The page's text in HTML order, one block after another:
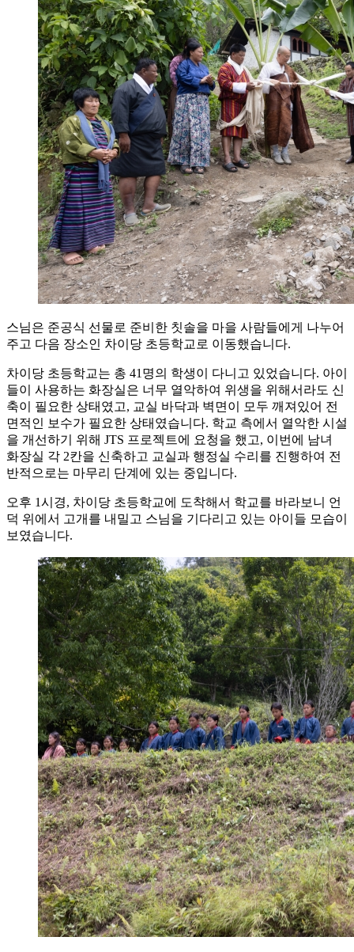
스님은 준공식 선물로 준비한 칫솔을 마을 사람들에게 나누어
주고 다음 장소인 차이당 초등학교로 이동했습니다.
차이당 초등학교는 총 41명의 학생이 다니고 있었습니다. 아이
들이 사용하는 화장실은 너무 열악하여 위생을 위해서라도 신
축이 필요한 상태였고, 교실 바닥과 벽면이 모두 깨져있어 전
면적인 보수가 필요한 상태였습니다. 학교 측에서 열악한 시설
을 개선하기 위해 JTS 프로젝트에 요청을 했고, 이번에 남녀
화장실 각 2칸을 신축하고 교실과 행정실 수리를 진행하여 전
반적으로는 마무리 단계에 있는 중입니다.
오후 1시경, 차이당 초등학교에 도착해서 학교를 바라보니 언
덕 위에서 고개를 내밀고 스님을 기다리고 있는 아이들 모습이
보였습니다.